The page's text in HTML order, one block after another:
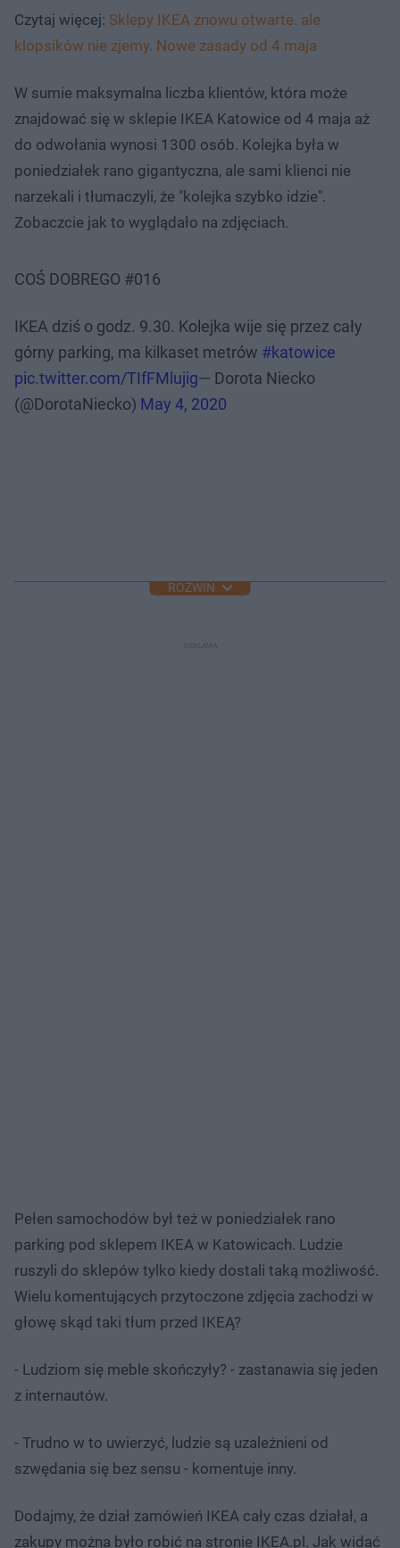
Czytaj więcej: Sklepy IKEA znowu otwarte. ale
klopsików nie zjemy. Nowe zasady od 4 maja
W sumie maksymalna liczba klientów, która może
znajdować się w sklepie IKEA Katowice od 4 maja aż
do odwołania wynosi 1300 osób. Kolejka była w
poniedziałek rano gigantyczna, ale sami klienci nie
narzekali i tłumaczyli, że "kolejka szybko idzie".
Zobaczcie jak to wyglądało na zdjęciach.
COŚ DOBREGO #016
IKEA dziś o godz. 9.30. Kolejka wije się przez cały
górny parking, ma kilkaset metrów #katowice
pic.twitter.com/TIfFMlujig— Dorota Niecko
(@DorotaNiecko) May 4, 2020
ROZWIŃ
Pełen samochodów był też w poniedziałek rano
parking pod sklepem IKEA w Katowicach. Ludzie
ruszyli do sklepów tylko kiedy dostali taką możliwość.
Wielu komentujących przytoczone zdjęcia zachodzi w
głowę skąd taki tłum przed IKEĄ?
- Ludziom się meble skończyły? - zastanawia się jeden
z internautów.
- Trudno w to uwierzyć, ludzie są uzależnieni od
szwędania się bez sensu - komentuje inny.
Dodajmy, że dział zamówień IKEA cały czas działał, a
zakupy można było robić na stronie IKEA.pl. Jak widać